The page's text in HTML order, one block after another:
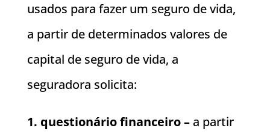
usados para fazer um seguro de vida,
a partir de determinados valores de
capital de seguro de vida, a
seguradora solicita:
1. questionário financeiro –a partir